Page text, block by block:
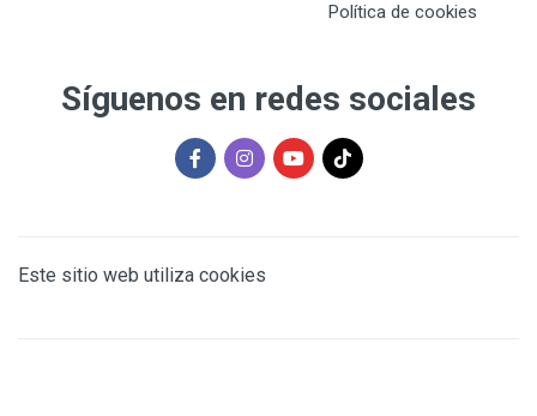
Política de cookies
Síguenos en redes sociales
Este sitio web utiliza cookies